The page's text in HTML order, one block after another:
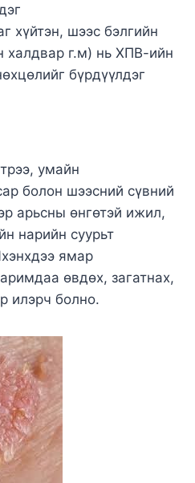
хүйтэн, шээс бэлгийн
халдвар г.м) нь ХПВ-ийн
бүрдүүлдэг
умайн
болон шээсний сүвний
арьсны өнгөтэй ижил,
нарийн суурьт
ямар
өвдөх, загатнах,
илэрч болно.